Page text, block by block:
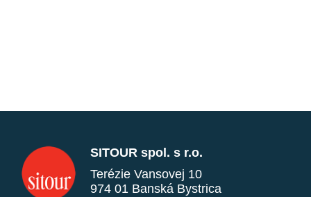
SITOUR spol. s r.o.
Terézie Vansovej 10
974 01 Banská Bystrica